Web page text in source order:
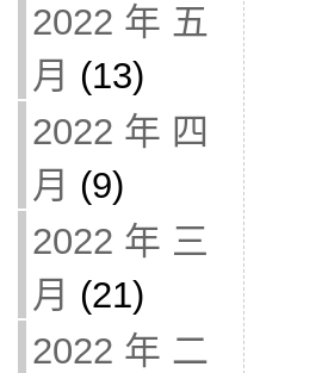
2022 年 五
月 (13)
2022 年 四
月 (9)
2022 年 三
月 (21)
2022 年 二